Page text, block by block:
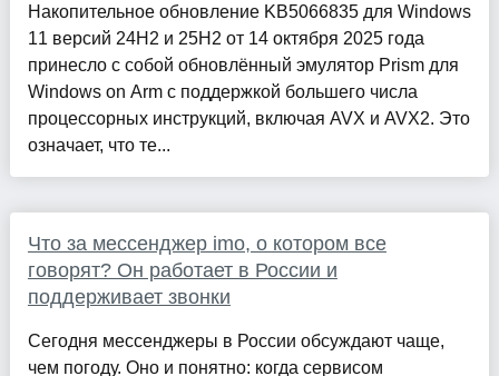
Накопительное обновление KB5066835 для Windows
11 версий 24H2 и 25H2 от 14 октября 2025 года
принесло с собой обновлённый эмулятор Prism для
Windows on Arm с поддержкой большего числа
процессорных инструкций, включая AVX и AVX2. Это
означает, что те...
Что за мессенджер imo, о котором все
говорят? Он работает в России и
поддерживает звонки
Сегодня мессенджеры в России обсуждают чаще,
чем погоду. Оно и понятно: когда сервисом